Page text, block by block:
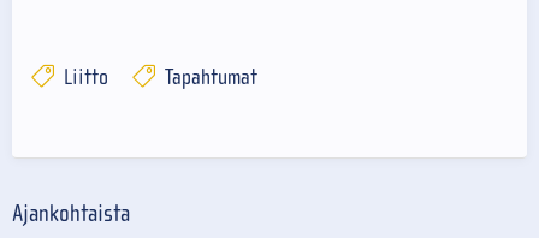
Liitto Tapahtumat
Ajankohtaista